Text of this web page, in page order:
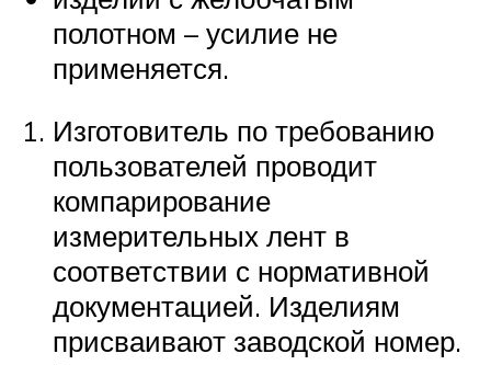
полотном – усилие не
применяется.
Изготовитель по требованию
пользователей проводит
компарирование
измерительных лент в
соответствии с нормативной
документацией. Изделиям
присваивают заводской номер.